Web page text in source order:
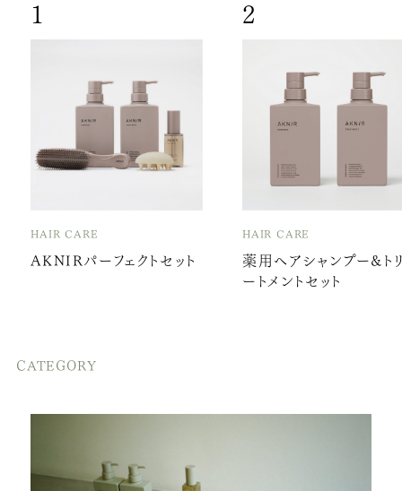
1
HAIR CARE
AKNIRパーフェクトセット
2
HAIR CARE
薬用ヘアシャンプー&ト
ートメントセット
CATEGORY